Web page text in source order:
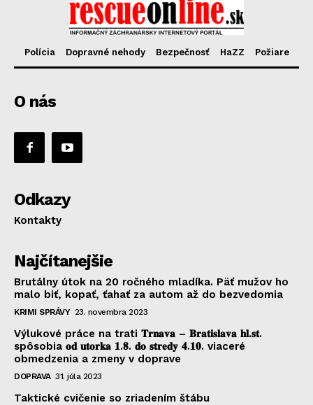
Polícia Dopravné nehody Bezpečnosť HaZZ Požiare
O nás
Odkazy
Kontakty
Najčítanejšie
Brutálny útok na 20 ročného mladíka. Päť mužov ho
malo biť, kopať, ťahať za autom až do bezvedomia
KRIMI SPRÁVY 23. novembra 2023
Výlukové práce na trati 𝐓𝐫𝐧𝐚𝐯𝐚 – 𝐁𝐫𝐚𝐭𝐢𝐬𝐥𝐚𝐯𝐚 𝐡𝐥.𝐬𝐭.
spôsobia 𝐨𝐝 𝐮𝐭𝐨𝐫𝐤𝐚 𝟏.𝟖. 𝐝𝐨 𝐬𝐭𝐫𝐞𝐝𝐲 𝟒.𝟏𝟎. viaceré
obmedzenia a zmeny v doprave
DOPRAVA 31. júla 2023
Taktické cvičenie so zriadením štábu